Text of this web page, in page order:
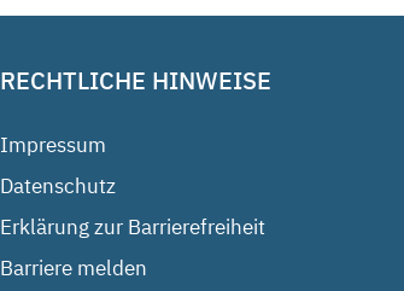
RECHTLICHE HINWEISE
Impressum
Datenschutz
Erklärung zur Barrierefreiheit
Barriere melden